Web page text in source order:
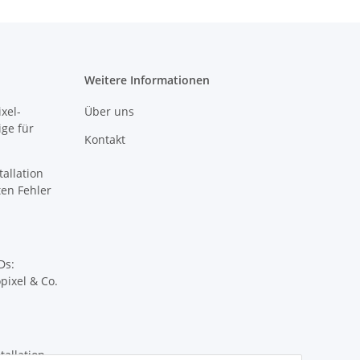
für
Fehler
& Co.
Weitere Informationen
Über uns
Kontakt